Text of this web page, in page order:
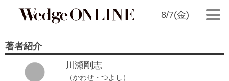
8/7(金)
著者紹介
川瀬剛志
（かわせ・つよし）